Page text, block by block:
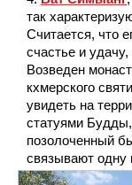
так
Считается, что
счастье и
Возведен
кхмерского
увидеть на
статуями
позолоченный
связывают одну